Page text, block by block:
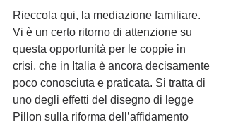
Rieccola qui, la mediazione familiare.
Vi è un certo ritorno di attenzione su
questa opportunità per le coppie in
crisi, che in Italia è ancora decisamente
poco conosciuta e praticata. Si tratta di
uno degli effetti del disegno di legge
Pillon sulla riforma dell’affidamento